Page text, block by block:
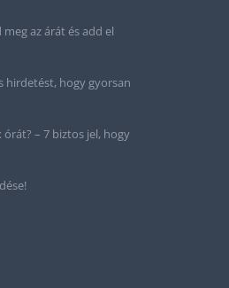
az árát és add el
hirdetést, hogy gyorsan
– 7 biztos jel, hogy